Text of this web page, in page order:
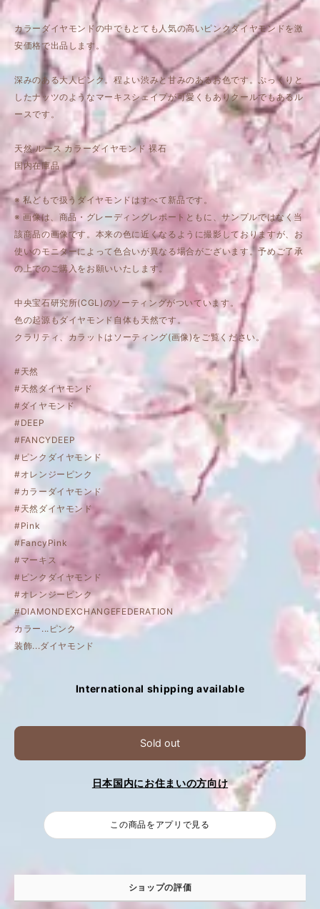
カラーダイヤモンドの中でもとても人気の高いピンクダイヤモンドを激
安価格で出品します。
深みのある大人ピンク。程よい渋みと甘みのあるお色です。ぷっくりと
したナッツのようなマーキスシェイプが可愛くもありクールでもあるル
ースです。
天然 ルース カラーダイヤモンド 裸石
国内在庫品
※ 私どもで扱うダイヤモンドはすべて新品です。
※ 画像は、商品・グレーディングレポートともに、サンプルではなく当
該商品の画像です。本来の色に近くなるように撮影しておりますが、お
使いのモニターによって色合いが異なる場合がございます。予めご了承
の上でのご購入をお願いいたします。
中央宝石研究所(CGL)のソーティングがついています。
色の起源もダイヤモンド自体も天然です。
クラリティ、カラットはソーティング(画像)をご覧ください。
#天然
#天然ダイヤモンド
#ダイヤモンド
#DEEP
#FANCYDEEP
#ピンクダイヤモンド
#オレンジーピンク
#カラーダイヤモンド
#天然ダイヤモンド
#Pink
#FancyPink
#マーキス
#ピンクダイヤモンド
#オレンジーピンク
#DIAMONDEXCHANGEFEDERATION
カラー...ピンク
装飾...ダイヤモンド
International shipping available
Sold out
日本国内にお住まいの方向け
この商品をアプリで見る
ショップの評価